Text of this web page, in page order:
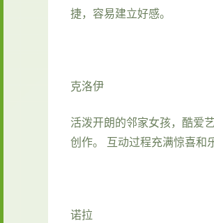
捷，容易建立好感。
克洛伊
活泼开朗的邻家女孩，酷爱
创作。 互动过程充满惊喜和
诺拉